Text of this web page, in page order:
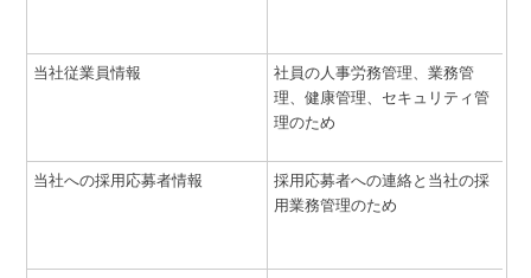
当社従業員情報
社員の人事労務管理、業務管
理、健康管理、セキュリティ管
理のため
当社への採用応募者情報
採用応募者への連絡と当社の採
用業務管理のため